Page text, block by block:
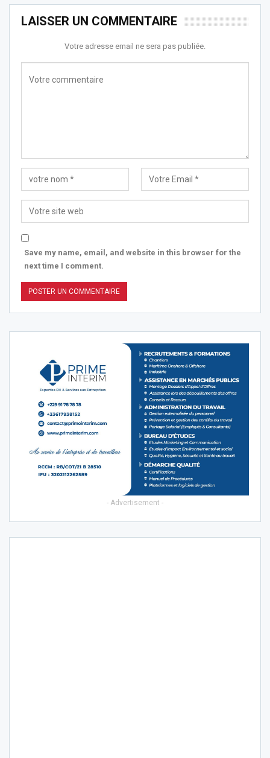
LAISSER UN COMMENTAIRE
Votre adresse email ne sera pas publiée.
Save my name, email, and website in this browser for the
next time I comment.
- Advertisement -